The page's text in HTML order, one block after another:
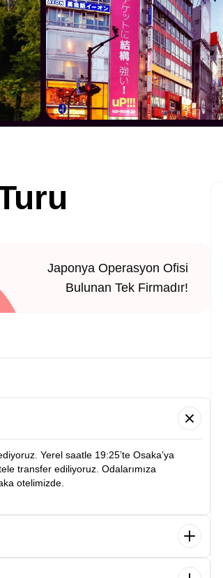
Japonya Operasyon Ofisi
Bulunan Tek Firmadır!
Yerel saatle 19:25’te Osaka’ya
transfer ediliyoruz. Odalarımıza
otelimizde.